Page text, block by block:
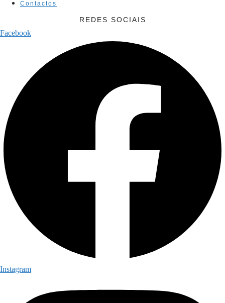
Contactos
REDES SOCIAIS
Facebook
Instagram